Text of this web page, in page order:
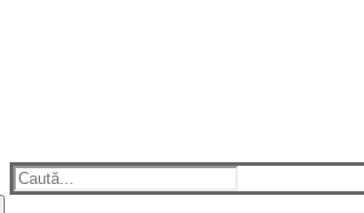
Caută
după: